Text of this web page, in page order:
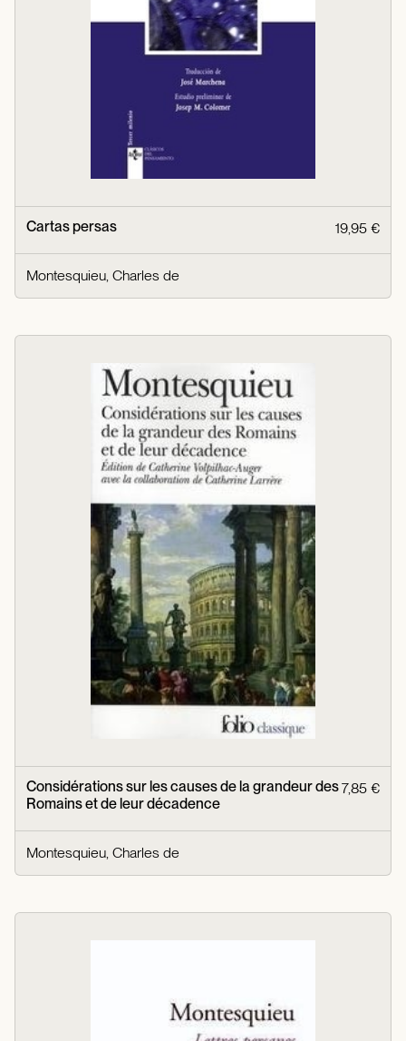
Cartas persas 19,95 €
Montesquieu, Charles de
Considérations sur les causes de la grandeur des
Romains et de leur décadence
7,85 €
Montesquieu, Charles de